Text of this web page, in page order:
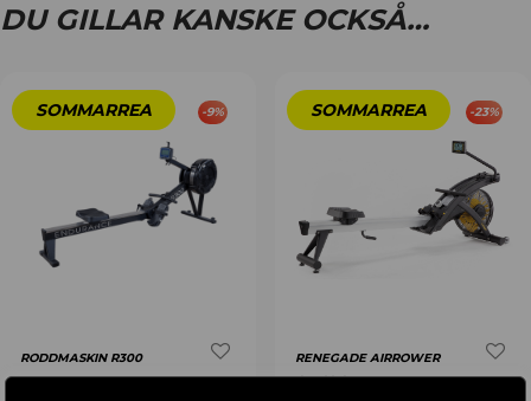
DU GILLAR KANSKE OCKSÅ…
-9%
RODDMASKIN R300
-23%
RENEGADE AIRROWER
CLASSIC